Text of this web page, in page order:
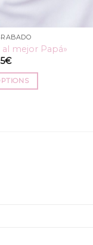
mejor Papá»
€